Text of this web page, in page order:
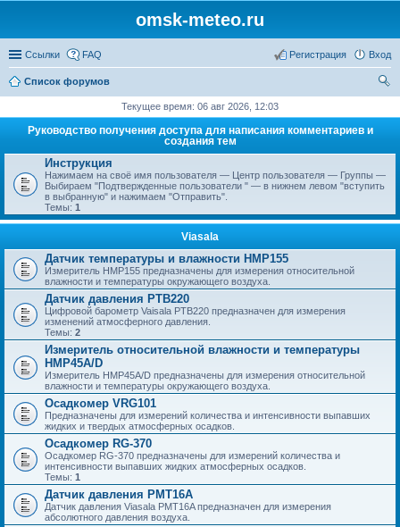
omsk-meteo.ru
Ссылки FAQ Вход
Регистрация
Список форумов
Текущее время: 06 авг 2026, 12:03
Руководство получения доступа для написания комментариев и
создания тем
Инструкция
Нажимаем на своё имя пользователя — Центр пользователя — Группы —
Выбираем "Подтвержденные пользователи " — в нижнем левом "вступить
в выбранную" и нажимаем "Отправить".
Темы: 1
Viasala
Датчик температуры и влажности HMP155
Измеритель HMP155 предназначены для измерения относительной
влажности и температуры окружающего воздуха.
Датчик давления PTB220
Цифровой барометр Vaisala PTB220 предназначен для измерения
изменений атмосферного давления.
Темы: 2
Измеритель относительной влажности и температуры
HMP45A/D
Измеритель HMP45A/D предназначены для измерения относительной
влажности и температуры окружающего воздуха.
Осадкомер VRG101
Предназначены для измерений количества и интенсивности выпавших
жидких и твердых атмосферных осадков.
Осадкомер RG-370
Осадкомер RG-370 предназначены для измерений количества и
интенсивности выпавших жидких атмосферных осадков.
Темы: 1
Датчик давления PMT16A
Датчик давления Viasala PMT16A предназначен для измерения
абсолютного давления воздуха.